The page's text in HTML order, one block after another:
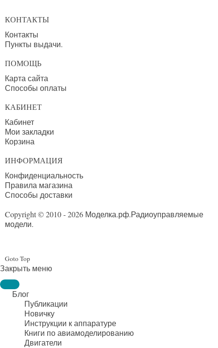
КОНТАКТЫ
Контакты
Пункты выдачи.
ПОМОЩЬ
Карта сайта
Способы оплаты
КАБИНЕТ
Кабинет
Мои закладки
Корзина
ИНФОРМАЦИЯ
Конфиденциальность
Правила магазина
Способы доставки
Copyright © 2010 - 2026 Моделка.рф.Радиоуправляемые
модели.
Goto Top
Закрыть меню
Блог
Публикации
Новичку
Инструкции к аппаратуре
Книги по авиамоделированию
Двигатели